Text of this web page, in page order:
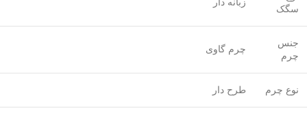
سگک
جنس
چرم
چرم گاوی
نوع چرم طرح دار